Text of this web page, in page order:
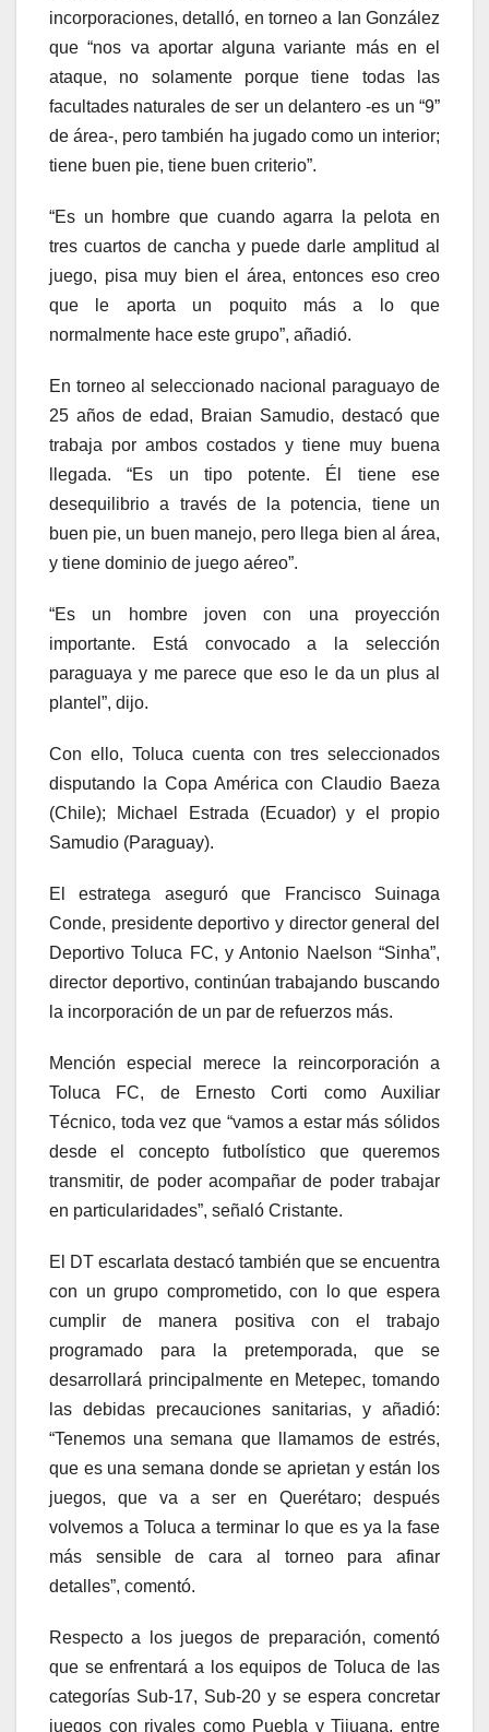
incorporaciones, detalló, en torneo a Ian González
que “nos va aportar alguna variante más en el
ataque, no solamente porque tiene todas las
facultades naturales de ser un delantero -es un “9”
de área-, pero también ha jugado como un interior;
tiene buen pie, tiene buen criterio”.
“Es un hombre que cuando agarra la pelota en
tres cuartos de cancha y puede darle amplitud al
juego, pisa muy bien el área, entonces eso creo
que le aporta un poquito más a lo que
normalmente hace este grupo”, añadió.
En torneo al seleccionado nacional paraguayo de
25 años de edad, Braian Samudio, destacó que
trabaja por ambos costados y tiene muy buena
llegada. “Es un tipo potente. Él tiene ese
desequilibrio a través de la potencia, tiene un
buen pie, un buen manejo, pero llega bien al área,
y tiene dominio de juego aéreo”.
“Es un hombre joven con una proyección
importante. Está convocado a la selección
paraguaya y me parece que eso le da un plus al
plantel”, dijo.
Con ello, Toluca cuenta con tres seleccionados
disputando la Copa América con Claudio Baeza
(Chile); Michael Estrada (Ecuador) y el propio
Samudio (Paraguay).
El estratega aseguró que Francisco Suinaga
Conde, presidente deportivo y director general del
Deportivo Toluca FC, y Antonio Naelson “Sinha”,
director deportivo, continúan trabajando buscando
la incorporación de un par de refuerzos más.
Mención especial merece la reincorporación a
Toluca FC, de Ernesto Corti como Auxiliar
Técnico, toda vez que “vamos a estar más sólidos
desde el concepto futbolístico que queremos
transmitir, de poder acompañar de poder trabajar
en particularidades”, señaló Cristante.
El DT escarlata destacó también que se encuentra
con un grupo comprometido, con lo que espera
cumplir de manera positiva con el trabajo
programado para la pretemporada, que se
desarrollará principalmente en Metepec, tomando
las debidas precauciones sanitarias, y añadió:
“Tenemos una semana que llamamos de estrés,
que es una semana donde se aprietan y están los
juegos, que va a ser en Querétaro; después
volvemos a Toluca a terminar lo que es ya la fase
más sensible de cara al torneo para afinar
detalles”, comentó.
Respecto a los juegos de preparación, comentó
que se enfrentará a los equipos de Toluca de las
categorías Sub-17, Sub-20 y se espera concretar
juegos con rivales como Puebla y Tijuana, entre